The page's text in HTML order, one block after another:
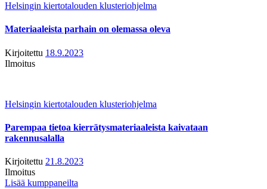
Helsingin kiertotalouden klusteriohjelma
Materiaaleista parhain on olemassa oleva
Kirjoitettu 18.9.2023
Ilmoitus
Helsingin kiertotalouden klusteriohjelma
Parempaa tietoa kierrätysmateriaaleista kaivataan
rakennusalalla
Kirjoitettu 21.8.2023
Ilmoitus
Lisää kumppaneilta